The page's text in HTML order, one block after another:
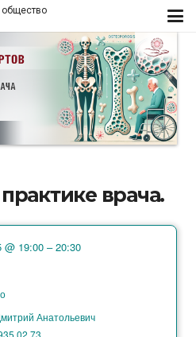
врача.
@ 19:00 – 20:30
Анатольевич
02 73